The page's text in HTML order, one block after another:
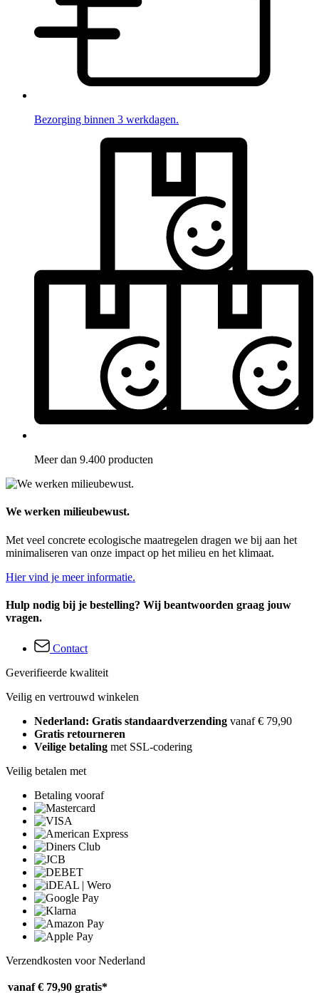
Bezorging binnen 3 werkdagen.
Meer dan 9.400 producten
We werken milieubewust.
Met veel concrete ecologische maatregelen dragen we bij aan het
minimaliseren van onze impact op het milieu en het klimaat.
Hier vind je meer informatie.
Hulp nodig bij je bestelling? Wij beantwoorden graag jouw
vragen.
Contact
Geverifieerde kwaliteit
Veilig en vertrouwd winkelen
Nederland: Gratis standaardverzending vanaf € 79,90
Gratis retourneren
Veilige betaling met SSL-codering
Veilig betalen met
Betaling vooraf
Verzendkosten voor Nederland
vanaf € 79,90 gratis*